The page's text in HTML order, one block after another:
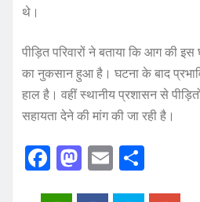
थे।
पीड़ित परिवारों ने बताया कि आग की
का नुकसान हुआ है। घटना के बाद
हाल है। वहीं स्थानीय प्रशासन से
सहायता देने की मांग की जा रही है।
F M E